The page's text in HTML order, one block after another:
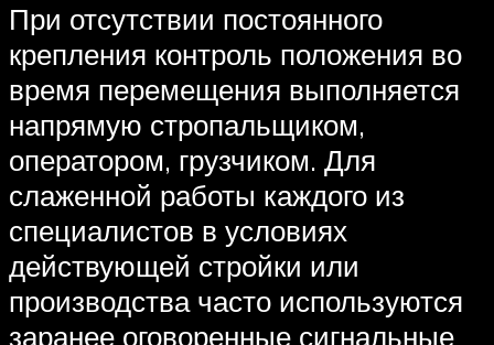
При отсутствии постоянного
крепления контроль положения во
время перемещения выполняется
напрямую стропальщиком,
оператором, грузчиком. Для
слаженной работы каждого из
специалистов в условиях
действующей стройки или
производства часто используются
заранее оговоренные сигнальные